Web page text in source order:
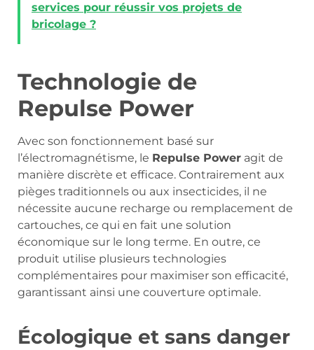
services pour réussir vos projets de
bricolage ?
Technologie de
Repulse Power
Avec son fonctionnement basé sur
l’électromagnétisme, le Repulse Power agit de
manière discrète et efficace. Contrairement aux
pièges traditionnels ou aux insecticides, il ne
nécessite aucune recharge ou remplacement de
cartouches, ce qui en fait une solution
économique sur le long terme. En outre, ce
produit utilise plusieurs technologies
complémentaires pour maximiser son efficacité,
garantissant ainsi une couverture optimale.
Écologique et sans danger